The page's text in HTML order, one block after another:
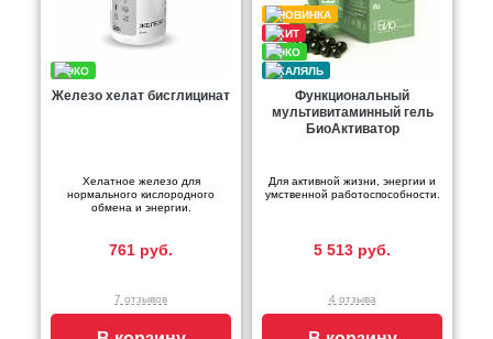
Железо хелат бисглицинат
Хелатное железо для
нормального кислородного
обмена и энергии.
761 руб.
7 отзывов
Функциональный
мультивитаминный гель
БиоАктиватор
Для активной жизни, энергии и
умственной работоспособности.
5 513 руб.
4 отзыва